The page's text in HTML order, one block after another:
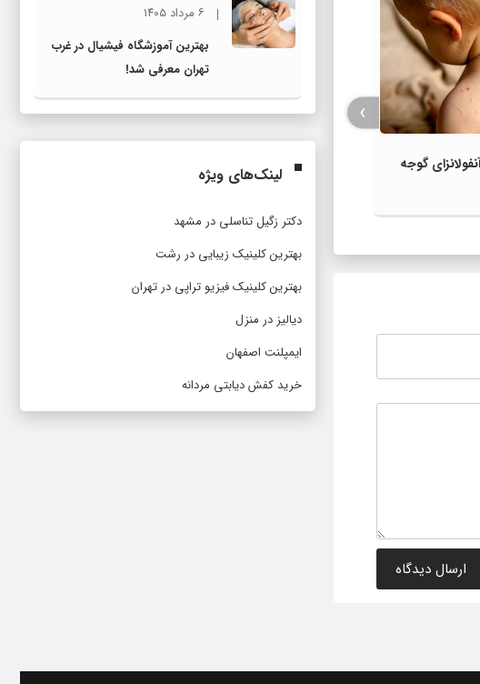
گوجه
تولد یک نوزاد پسر در بالگرد اورژانس
هوایی نیشابور
›
۶ مرداد ۱۴۰۵
بهترین آموزشگاه فیشیال در غرب
تهران معرفی شد!
لینک‌های ویژه
دکتر زگیل تناسلی در مشهد
بهترین کلینیک زیبایی در رشت
بهترین کلینیک فیزیو تراپی در تهران
دیالیز در منزل
ایمپلنت اصفهان
خرید کفش دیابتی مردانه